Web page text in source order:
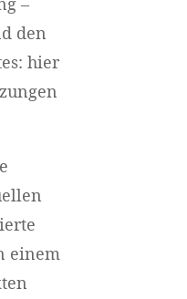
den
hier
einem